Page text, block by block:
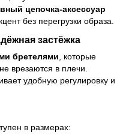
цепочка-аксессуар
без перегрузки образа.
застёжка
бретелями , которые
врезаются в плечи.
удобную регулировку и
в размерах: